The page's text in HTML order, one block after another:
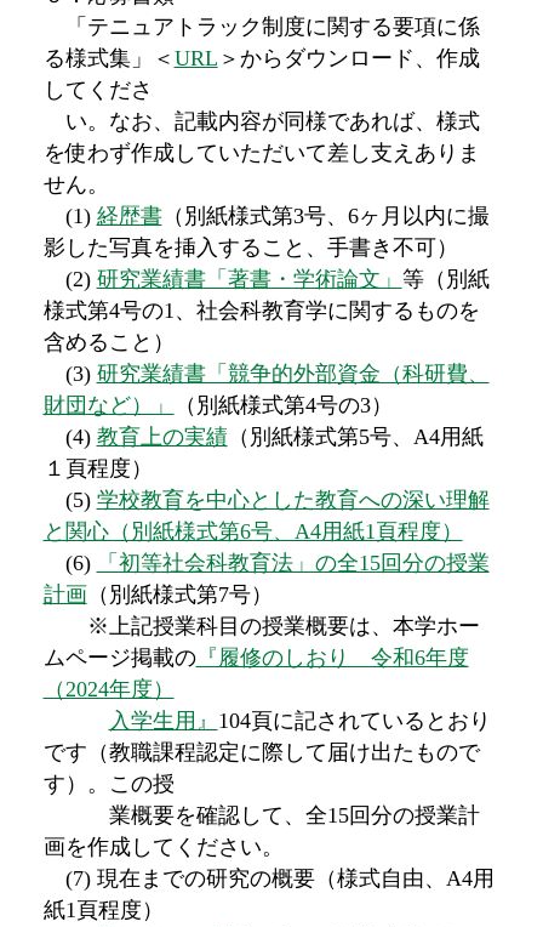
「テニュアトラック制度に関する要項に係
る様式集」＜ URL ＞からダウンロード、作成
してくださ
い。なお、記載内容が同様であれば、様式
を使わず作成していただいて差し支えありま
せん。
(1) 経歴書（別紙様式第3号、6ヶ月以内に撮
影した写真を挿入すること、手書き不可）
(2) 研究業績書「著書・学術論文」 等（別紙
様式第4号の1、社会科教育学に関するものを
含めること）
(3) 研究業績書「競争的外部資金（科研費、
財団など）」
（別紙様式第4号の3）
(4) 教育上の実績（別紙様式第5号、A4用紙
１頁程度）
(5) 学校教育を中心とした教育への深い理解
と関心（別紙様式第6号、A4用紙1頁程度）
(6)
「初等社会科教育法」の全15回分の授業
計画（別紙様式第7号）
※上記授業科目の授業概要は、本学ホー
ムページ掲載の『履修のしおり 令和6年度
（2024年度）
入学生用』 104頁に記されているとおり
です（教職課程認定に際して届け出たもので
す）。この授
業概要を確認して、全15回分の授業計
画を作成してください。
(7) 現在までの研究の概要（様式自由、A4用
紙1頁程度）